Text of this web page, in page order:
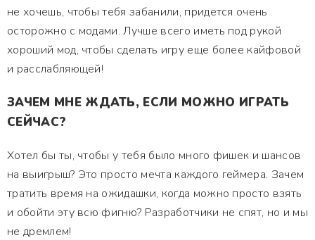
не хочешь, чтобы тебя забанили, придется очень
осторожно с модами. Лучше всего иметь под рукой
хороший мод, чтобы сделать игру еще более кайфовой
и расслабляющей!
ЗАЧЕМ МНЕ ЖДАТЬ, ЕСЛИ МОЖНО ИГРАТЬ
СЕЙЧАС?
Хотел бы ты, чтобы у тебя было много фишек и шансов
на выигрыш? Это просто мечта каждого геймера. Зачем
тратить время на ожидашки, когда можно просто взять
и обойти эту всю фигню? Разработчики не спят, но и мы
не дремлем!